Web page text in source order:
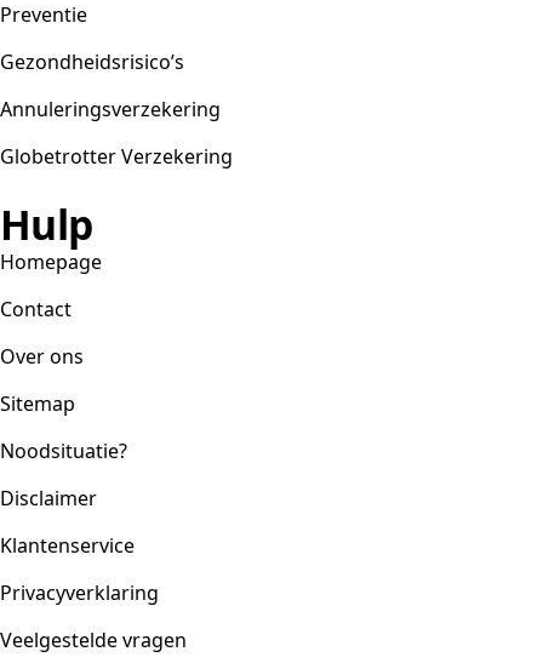
Preventie
Gezondheidsrisico’s
Annuleringsverzekering
Globetrotter Verzekering
Hulp
Homepage
Contact
Over ons
Sitemap
Noodsituatie?
Disclaimer
Klantenservice
Privacyverklaring
Veelgestelde vragen